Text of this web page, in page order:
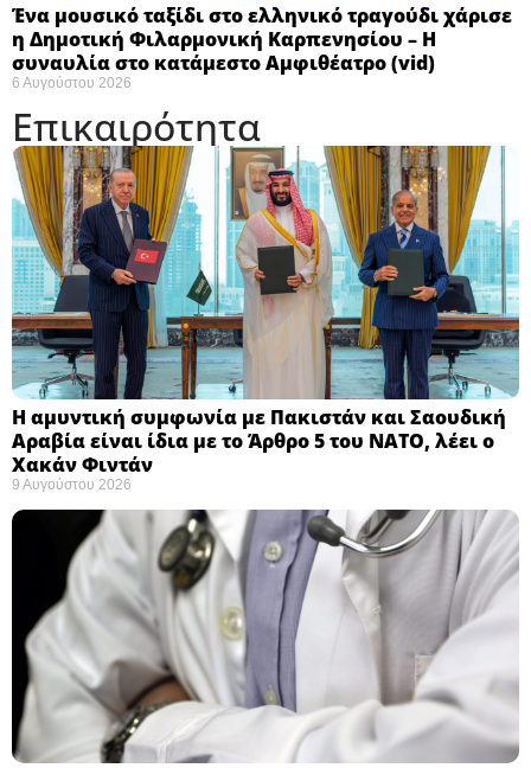
Ένα μουσικό ταξίδι στο ελληνικό τραγούδι χάρισε
η Δημοτική Φιλαρμονική Καρπενησίου – Η
συναυλία στο κατάμεστο Αμφιθέατρο (vid)
6 Αυγούστου 2026
Επικαιρότητα
Η αμυντική συμφωνία με Πακιστάν και Σαουδική
Αραβία είναι ίδια με το Άρθρο 5 του ΝΑΤΟ, λέει ο
Χακάν Φιντάν ​
9 Αυγούστου 2026